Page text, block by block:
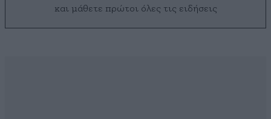
και μάθετε πρώτοι όλες τις ειδήσεις